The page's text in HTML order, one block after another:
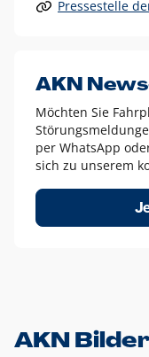
Alle anderen Logo-
Diese Ausnahmen
dem AKN Blau,
weißes Logo
schwarzes
Um das Logo herum
Höhe bzw. Breite des
Pressestelle
AKN
Möchten Sie
per WhatsApp
sich zu unserem
AKN